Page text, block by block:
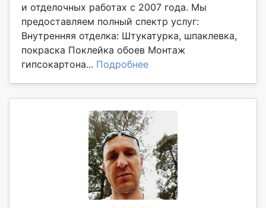
и отделочных работах с 2007 года. Мы
предоставляем полный спектр услуг:
Внутренняя отделка: Штукатурка, шпаклевка,
покраска Поклейка обоев Монтаж
гипсокартона... Подробнее